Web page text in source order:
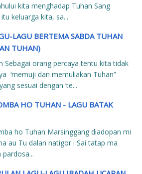
kita menghadap Tuhan Sang
keluarga kita, sa...
LAGU BERTEMA SABDA TUHAN
TUHAN)
Sebagai orang percaya tentu kita tidak
‘memuji dan memuliakan Tuhan”
sesuai dengan ‘te...
HO TUHAN - LAGU BATAK
ho Tuhan Marsinggang diadopan mi
au Tu dalan natigor i Sai tatap ma